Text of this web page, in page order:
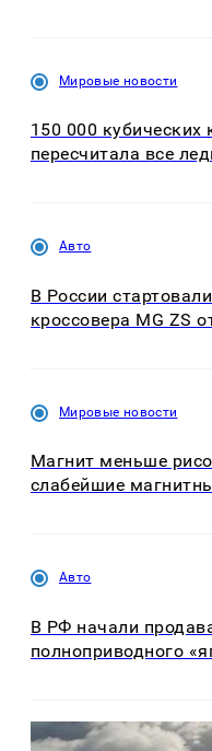
Мировые новости
150 000 кубических
пересчитала все
Авто
В России
кроссовера MG ZS
Мировые новости
Магнит меньше
слабейшие
Авто
В РФ начали
полноприводного